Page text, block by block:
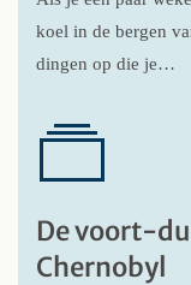
koel in de bergen
dingen op die je…
De voort-
Chernobyl